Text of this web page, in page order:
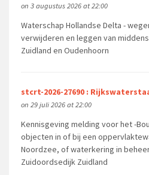
on 3 augustus 2026 at 22:00
Waterschap Hollandse Delta -
verwijderen en leggen van
Zuidland en Oudenhoorn
stcrt-2026-27690 :
on 29 juli 2026 at 22:00
Kennisgeving melding voor het -
objecten in of bij een
Noordzee, of waterkering in
Zuidoordsedijk Zuidland